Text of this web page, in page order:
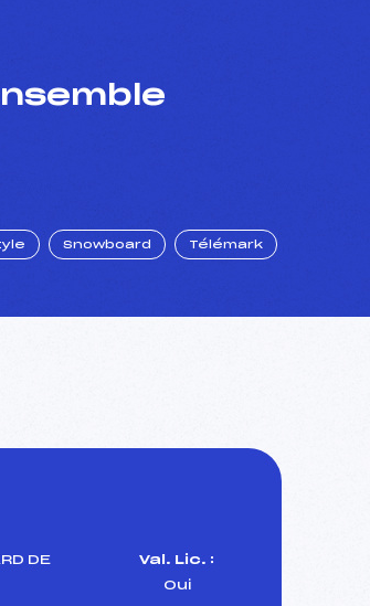
Snowboard Télémark
DE
Val. Lic. :
Oui